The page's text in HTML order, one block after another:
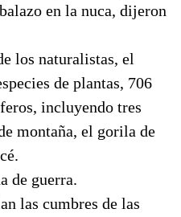
en la nuca, dijeron
los naturalistas, el
de plantas, 706
incluyendo tres
montaña, el gorila de
de guerra.
las cumbres de las